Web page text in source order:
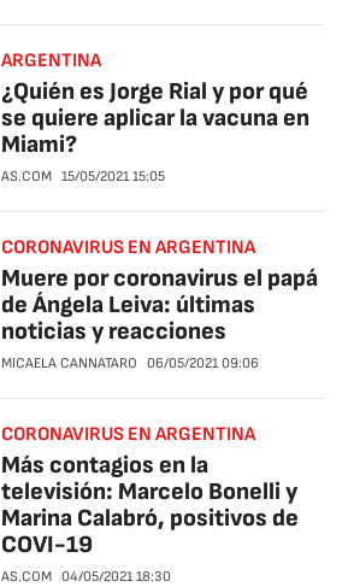
ARGENTINA
¿Quién es Jorge Rial y por qué
se quiere aplicar la vacuna en
Miami?
AS.COM 15/05/2021 15:05
CORONAVIRUS EN ARGENTINA
Muere por coronavirus el papá
de Ángela Leiva: últimas
noticias y reacciones
MICAELA CANNATARO 06/05/2021 09:06
CORONAVIRUS EN ARGENTINA
Más contagios en la
televisión: Marcelo Bonelli y
Marina Calabró, positivos de
COVI-19
AS.COM 04/05/2021 18:30